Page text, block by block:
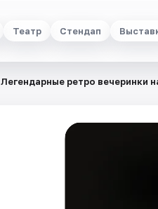
Театр Стендап
Легендарные ретро вечеринки